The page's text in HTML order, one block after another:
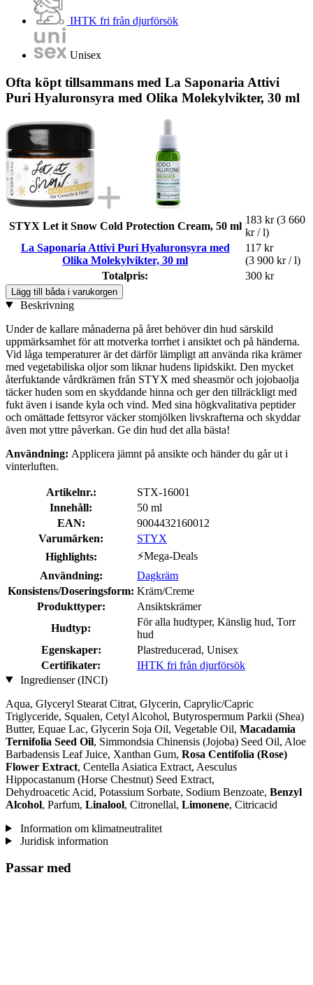
IHTK fri från djurförsök
Unisex
Ofta köpt tillsammans med La Saponaria Attivi
Puri Hyaluronsyra med Olika Molekylvikter, 30 ml
STYX Let it Snow Cold Protection Cream, 50 ml
183 kr (3 660
kr / l)
La Saponaria Attivi Puri Hyaluronsyra med
Olika Molekylvikter, 30 ml
117 kr
(3 900 kr / l)
Totalpris:
300 kr
Lägg till båda i varukorgen
Beskrivning
Under de kallare månaderna på året behöver din hud särskild
uppmärksamhet för att motverka torrhet i ansiktet och på händerna.
Vid låga temperaturer är det därför lämpligt att använda rika krämer
med vegetabiliska oljor som liknar hudens lipidskikt. Den mycket
återfuktande vårdkrämen från STYX med sheasmör och jojobaolja
täcker huden som en skyddande hinna och ger den tillräckligt med
fukt även i isande kyla och vind. Med sina högkvalitativa peptider
och omättade fettsyror väcker stomjölken livskrafterna och skyddar
även mot yttre påverkan. Ge din hud det alla bästa!
Användning: Applicera jämnt på ansikte och händer du går ut i
vinterluften.
Artikelnr.:
STX-16001
Innehåll:
50 ml
EAN:
9004432160012
Varumärken:
STYX
Highlights:
⚡Mega-Deals
Användning:
Dagkräm
Konsistens/Doseringsform: Kräm/Creme
Produkttyper:
Ansiktskrämer
Hudtyp:
För alla hudtyper, Känslig hud, Torr
hud
Egenskaper:
Plastreducerad, Unisex
Certifikater:
IHTK fri från djurförsök
Ingredienser (INCI)
Aqua, Glyceryl Stearat Citrat, Glycerin, Caprylic/Capric
Triglyceride, Squalen, Cetyl Alcohol, Butyrospermum Parkii (Shea)
Butter, Equae Lac, Glycerin Soja Oil, Vegetable Oil, Macadamia
Ternifolia Seed Oil, Simmondsia Chinensis (Jojoba) Seed Oil, Aloe
Barbadensis Leaf Juice, Xanthan Gum, Rosa Centifolia (Rose)
Flower Extract, Centella Asiatica Extract, Aesculus
Hippocastanum (Horse Chestnut) Seed Extract,
Dehydroacetic Acid, Potassium Sorbate, Sodium Benzoate, Benzyl
Alcohol, Parfum, Linalool, Citronellal, Limonene, Citricacid
Information om klimatneutralitet
Juridisk information
Passar med